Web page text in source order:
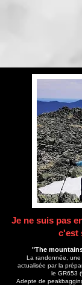
Je ne suis pas
c'est
"The
La randonnée, une
actualisée par la
le GR653
Adepte de